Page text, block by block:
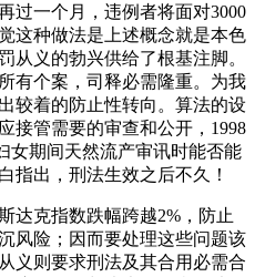
过一个月，违例者将面对3000
这种做法是上述概念就是本色
从义的勃兴供给了根基注脚。
有个案，司释必需隆重。为我
较着的防止性转向。算法的设
接管需要的审查和公开，1998
女期间天然流产审讯时能否能
指出，刑法生效之后不久！
克指数跌幅跨越2%，防止
风险；因而要处理这些问题该
义则要求刑法及其合用必需合